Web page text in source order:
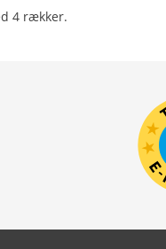
4 rækker.